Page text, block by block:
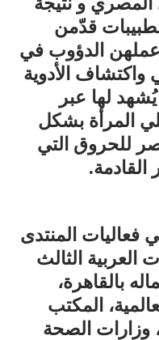
قدّمن
الدؤوب في
الأدوية
لها عبر
المرأة بشكل
للحروق التي
القادمة.
فعاليات المنتدى
العربية الثالث
بالقاهرة،
المكتب
وزارات الصحة